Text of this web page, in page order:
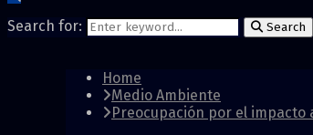
Search for: Search
Home
Medio Ambiente
Preocupación por el